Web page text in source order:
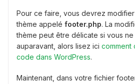
Pour ce faire, vous devrez
thème appelé footer.php. La
thème peut être délicate si vous
auparavant, alors lisez ici comment
code dans WordPress.
Maintenant, dans votre fichier